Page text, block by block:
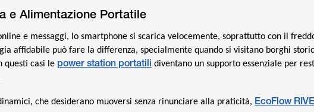
e Alimentazione Portatile
e messaggi, lo smartphone si scarica velocemente, soprattutto con il
affidabile può fare la differenza, specialmente quando si visitano borghi
questi casi le power station portatili diventano un supporto essenziale per
che desiderano muoversi senza rinunciare alla praticità, EcoFlow